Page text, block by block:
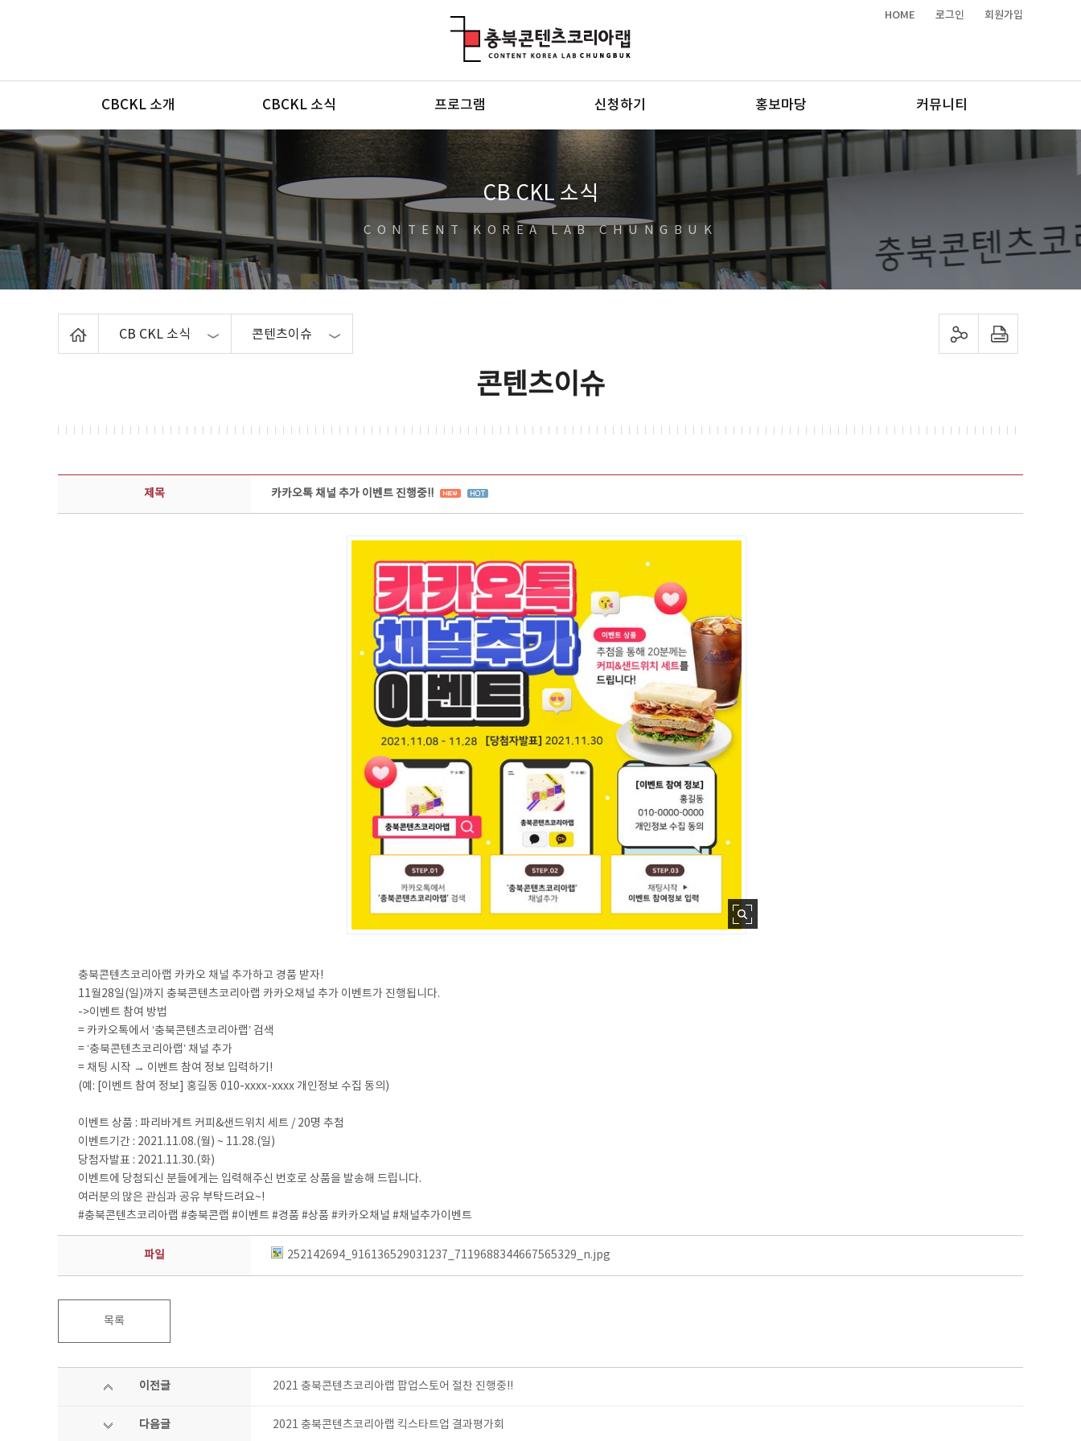
HOME 로그인 회원가입
메뉴
CBCKL 소개 CBCKL 소식 프로그램 신청하기 홍보마당 커뮤니티
CB CKL 소식
CONTENT KOREA LAB CHUNGBUK
CB CKL 소식 콘텐츠이슈 sns 공유하기 프린트하기
콘텐츠이슈
콘텐츠이슈 상세보기 - 제목, 담당부서, 담당자, 담당연락처, 내용, 첨부파일 정보 제공
제목 카카오톡 채널 추가 이벤트 진행중!!
충북콘텐츠코리아랩 카카오 채널 추가하고 경품 받자!
11월28일(일)까지 충북콘텐츠코리아랩 카카오채널 추가 이벤트가 진행됩니다.
->이벤트 참여 방법
= 카카오톡에서 ‘충북콘텐츠코리아랩’ 검색
= ‘충북콘텐츠코리아랩’ 채널 추가
= 채팅 시작 → 이벤트 참여 정보 입력하기!
(예: [이벤트 참여 정보] 홍길동 010-xxxx-xxxx 개인정보 수집 동의)
이벤트 상품 : 파리바게트 커피&샌드위치 세트 / 20명 추첨
이벤트기간 : 2021.11.08.(월) ~ 11.28.(일)
당첨자발표 : 2021.11.30.(화)
이벤트에 당첨되신 분들에게는 입력해주신 번호로 상품을 발송해 드립니다.
여러분의 많은 관심과 공유 부탁드려요~!
#충북콘텐츠코리아랩 #충북콘랩 #이벤트 #경품 #상품 #카카오채널 #채널추가이벤트
파일 252142694_916136529031237_7119688344667565329_n.jpg
목록
이전글 2021 충북콘텐츠코리아랩 팝업스토어 절찬 진행중!!
다음글 2021 충북콘텐츠코리아랩 킥스타트업 결과평가회